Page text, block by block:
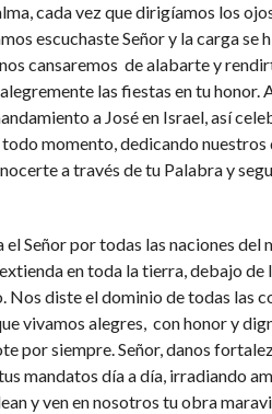
cada vez que dirigíamos los
escuchaste Señor y la carga se
cansaremos de alabarte y
las fiestas en tu honor.
a José en Israel, así
momento, dedicando nuestros
a través de tu Palabra y
el Señor por todas las naciones del
en toda la tierra, debajo de
Nos diste el dominio de todas las
vivamos alegres, con honor y
por siempre. Señor, danos
mandatos día a día, irradiando
y ven en nosotros tu obra